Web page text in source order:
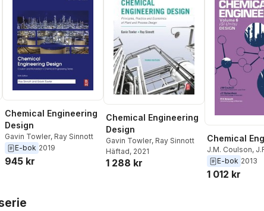
Chemical Engineering
Design
Gavin Towler, Ray Sinnott
E-bok 2019
945 kr
Chemical Engineering
Design
Gavin Towler, Ray Sinnott
Häftad, 2021
1 288 kr
Chemical
J.M. Coulson,
Richardson,Ray
E-bok 2013
1 012 kr